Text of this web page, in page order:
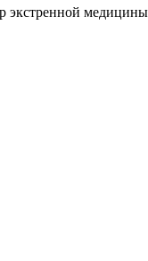
экстренной медицины